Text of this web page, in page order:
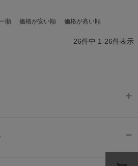
順 価格が安い順 価格が高い順
26件中 1-26件表示